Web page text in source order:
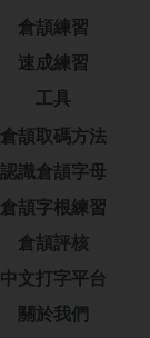
倉頡練習
速成練習
工具
倉頡取碼方法
認識倉頡字母
倉頡字根練習
倉頡評核
中文打字平台
關於我們